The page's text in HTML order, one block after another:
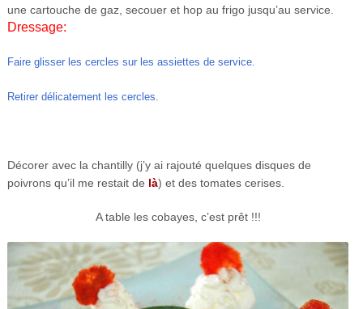
une cartouche de gaz, secouer et hop au frigo jusqu’au service.
Dressage:
Faire glisser les cercles sur les assiettes de service.
Retirer délicatement les cercles.
Décorer avec la chantilly (j’y ai rajouté quelques disques de
poivrons qu’il me restait de là) et des tomates cerises.
A table les cobayes, c’est prêt !!!